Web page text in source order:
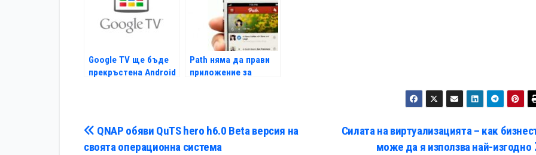
Google TV ще бъде
прекръстена Android
Path няма да прави
приложение за
Навигация
Силата на виртуализацията – как
може да я използва най-изгодно
QNAP обяви QuTS hero h6.0 Beta версия на
своята операционна система